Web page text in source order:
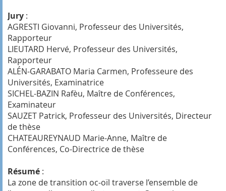
Jury :
AGRESTI Giovanni, Professeur des Universités,
Rapporteur
LIEUTARD Hervé, Professeur des Universités,
Rapporteur
ALÉN-GARABATO Maria Carmen, Professeure des
Universités, Examinatrice
SICHEL-BAZIN Rafèu, Maître de Conférences,
Examinateur
SAUZET Patrick, Professeur des Universités, Directeur
de thèse
CHATEAUREYNAUD Marie-Anne, Maître de
Conférences, Co-Directrice de thèse
Résumé :
La zone de transition oc-oïl traverse l’ensemble de